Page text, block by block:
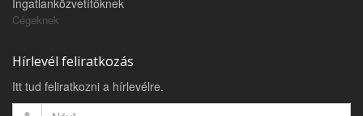
Ingatlanközvetítőknek
Cégeknek
Hírlevél feliratkozás
Itt tud feliratkozni a hírlevélre.